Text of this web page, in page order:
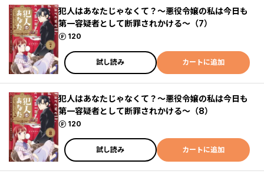
犯人はあなたじゃなくて？～悪役令嬢の私は今日も
第一容疑者として断罪されかける～（7）
120
ポイント
試し読み カートに追加
犯人はあなたじゃなくて？～悪役令嬢の私は今日も
第一容疑者として断罪されかける～（8）
120
ポイント
試し読み カートに追加